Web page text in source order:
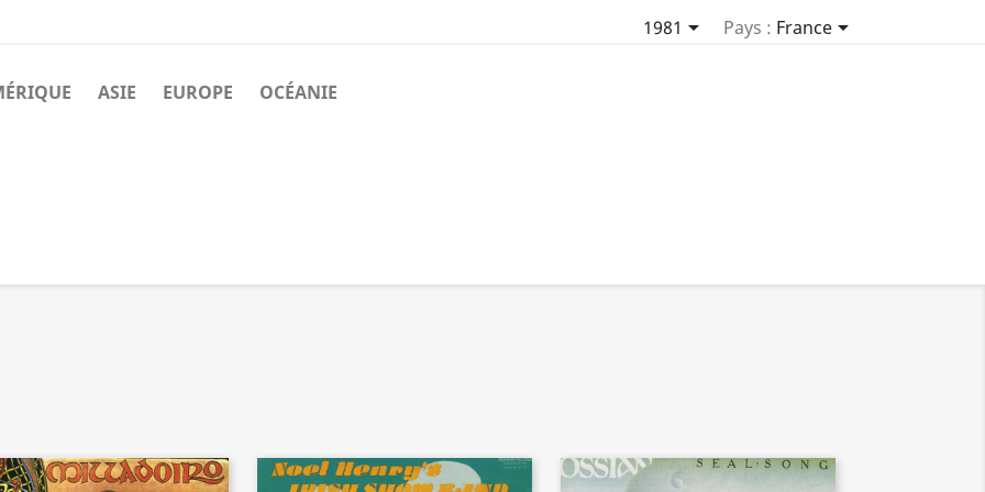
1981  Pays : France
ASIE EUROPE OCÉANIE